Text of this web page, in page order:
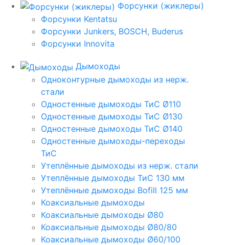
Форсунки (жиклеры)
Форсунки Kentatsu
Форсунки Junkers, BOSCH, Buderus
Форсунки Innovita
Дымоходы
Одноконтурные дымоходы из нерж.
стали
Одностенные дымоходы ТиС Ø110
Одностенные дымоходы ТиС Ø130
Одностенные дымоходы ТиС Ø140
Одностенные дымоходы-переходы
ТиС
Утеплённые дымоходы из нерж. стали
Утеплённые дымоходы ТиС 130 мм
Утеплённые дымоходы Bofill 125 мм
Коаксиальные дымоходы
Коаксиальные дымоходы Ø80
Коаксиальные дымоходы Ø80/80
Коаксиальные дымоходы Ø60/100